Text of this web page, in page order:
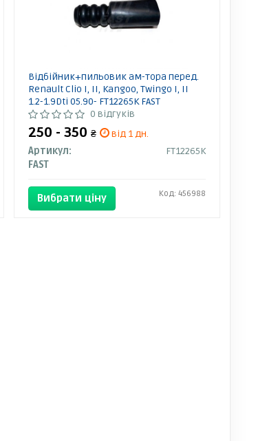
Відбійник+пильовик ам-тора перед.
Renault Clio I, II, Kangoo, Twingo I, II
1.2-1.9Dti 05.90- FT12265K FAST
0 відгуків
250 - 350₴
від 1 дн.
Артикул:
FT12265K
FAST
Вибрати ціну Код: 456988